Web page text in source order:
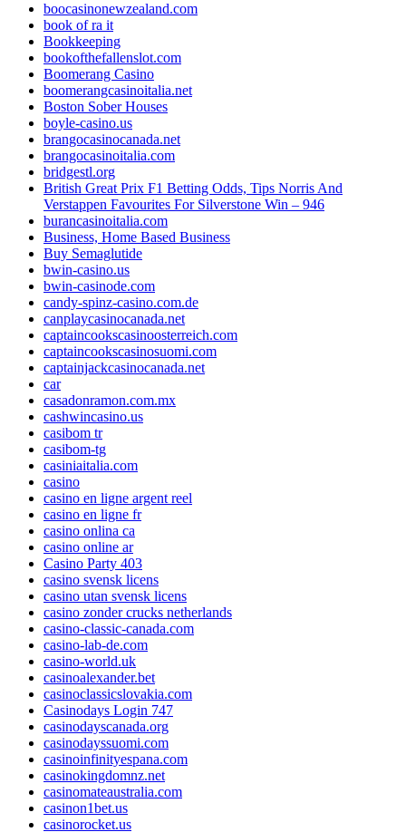
boocasinonewzealand.com
book of ra it
Bookkeeping
bookofthefallenslot.com
Boomerang Casino
boomerangcasinoitalia.net
Boston Sober Houses
boyle-casino.us
brangocasinocanada.net
brangocasinoitalia.com
bridgestl.org
British Great Prix F1 Betting Odds, Tips Norris And
Verstappen Favourites For Silverstone Win – 946
burancasinoitalia.com
Business, Home Based Business
Buy Semaglutide
bwin-casino.us
bwin-casinode.com
candy-spinz-casino.com.de
canplaycasinocanada.net
captaincookscasinoosterreich.com
captaincookscasinosuomi.com
captainjackcasinocanada.net
car
casadonramon.com.mx
cashwincasino.us
casibom tr
casibom-tg
casiniaitalia.com
casino
casino en ligne argent reel
casino en ligne fr
casino onlina ca
casino online ar
Casino Party 403
casino svensk licens
casino utan svensk licens
casino zonder crucks netherlands
casino-classic-canada.com
casino-lab-de.com
casino-world.uk
casinoalexander.bet
casinoclassicslovakia.com
Casinodays Login 747
casinodayscanada.org
casinodayssuomi.com
casinoinfinityespana.com
casinokingdomnz.net
casinomateaustralia.com
casinon1bet.us
casinorocket.us